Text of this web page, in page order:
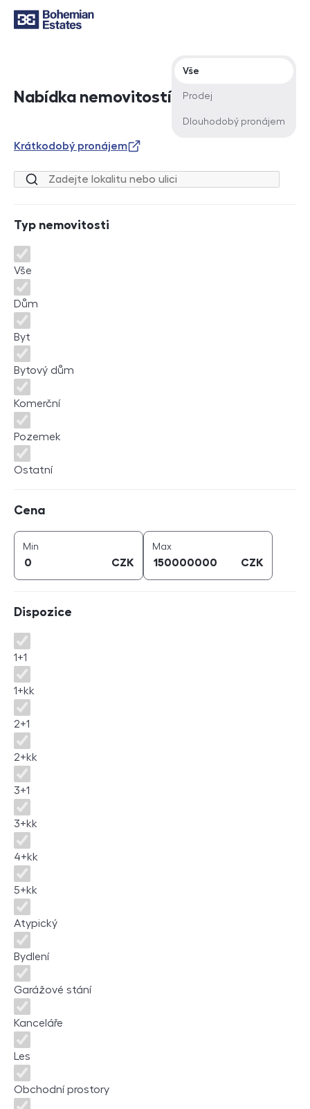
Nabídka nemovitostí
Typ nabídky
Vše
Prodej
Dlouhodobý pronájem
Krátkodobý pronájem
Lokalita nebo ulice
Typ nemovitosti
Typ nemovitosti
Vše
Dům
Byt
Bytový dům
Komerční
Pozemek
Ostatní
Cena
Min
CZK
Maxcena (
CZK
Dispozice
Dispozice
1+1
1+kk
2+1
2+kk
3+1
3+kk
4+kk
5+kk
Atypický
Bydlení
Garážové stání
Kanceláře
Les
Obchodní prostory